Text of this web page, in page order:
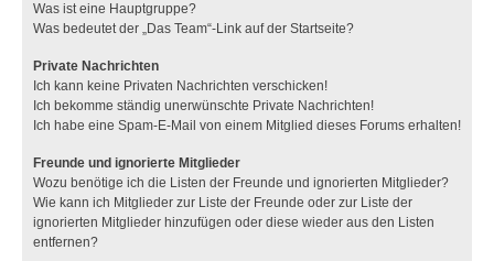
Was ist eine Hauptgruppe?
Was bedeutet der „Das Team“-Link auf der Startseite?
Private Nachrichten
Ich kann keine Privaten Nachrichten verschicken!
Ich bekomme ständig unerwünschte Private Nachrichten!
Ich habe eine Spam-E-Mail von einem Mitglied dieses Forums erhalten!
Freunde und ignorierte Mitglieder
Wozu benötige ich die Listen der Freunde und ignorierten Mitglieder?
Wie kann ich Mitglieder zur Liste der Freunde oder zur Liste der
ignorierten Mitglieder hinzufügen oder diese wieder aus den Listen
entfernen?